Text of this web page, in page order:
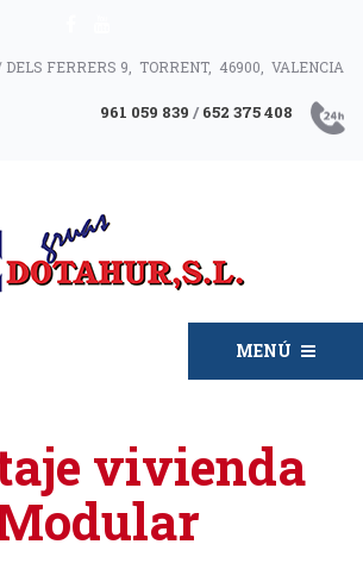
DELS FERRERS 9, TORRENT, 46900, VALENCIA
961 059 839 / 652 375 408
MENÚ
vivienda